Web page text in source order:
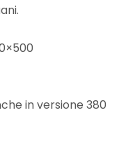
in versione 380